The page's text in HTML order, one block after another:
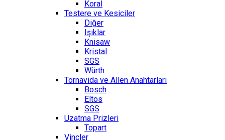
Koral
Testere ve Kesiciler
Diğer
Işıklar
Knisaw
Kristal
SGS
Würth
Tornavida ve Allen Anahtarları
Bosch
Eltos
SGS
Uzatma Prizleri
Topart
Vinçler